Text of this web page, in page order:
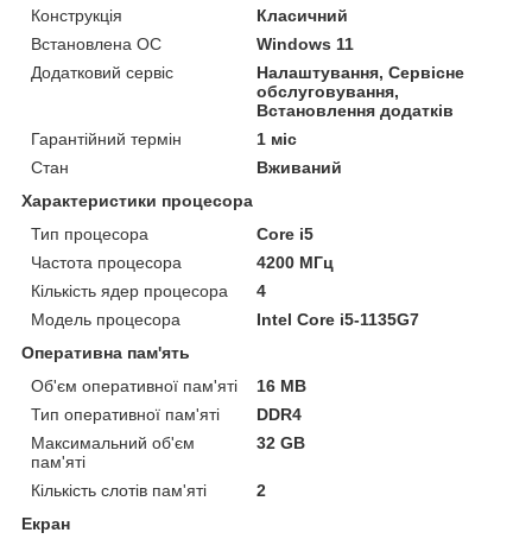
Конструкція
Класичний
Встановлена ОС
Windows 11
Додатковий сервіс
Налаштування, Сервісне
обслуговування,
Встановлення додатків
Гарантійний термін
1 міс
Стан
Вживаний
Характеристики процесора
Тип процесора
Core i5
Частота процесора
4200 МГц
Кількість ядер процесора
4
Модель процесора
Intel Core i5-1135G7
Оперативна пам'ять
Об'єм оперативної пам'яті
16 MB
Тип оперативної пам'яті
DDR4
Максимальний об'єм
пам'яті
32 GB
Кількість слотів пам'яті
2
Екран